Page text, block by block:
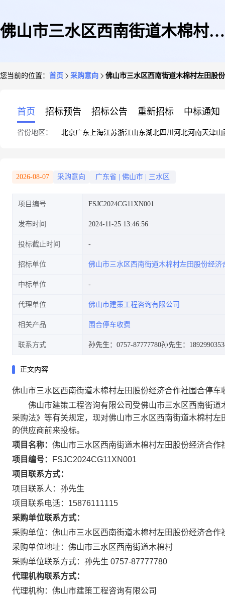
佛山市三水区西南街道木棉村左
您当前的位置： 首页 采购意向 佛山市三水区西南街道木棉村左田股
首页 招标预告 招标公告 重新招标 中标通知
省份地区： 北京广东 上海江苏浙江山东湖北四川 河北河南天津山
2026-08-07 采购意向 广东省 佛山市 三水区
项目编号 FSJC2024CG11XN001
发布时间 2024-11-25 13:46:56
投标截止时间
招标单位 佛山市三水区西南街道木棉村左田股份经济
中标单位
代理单位 佛山市建策工程咨询有限公司
相关产品 围合停车收费
联系方式 孙先生：0757-87777780孙先生：
正文内容
佛山市三水区西南街道木棉村左田股份经济合作社围合停车
佛山市建策工程咨询有限公司受佛山市三水区西南街道
采购法》等有关规定，现对佛山市三水区西南街道木棉村
的供应商前来投标。
项目名称： 佛山市三水区西南街道木棉村左田股份经济合作
项目编号：
FSJC2024CG11XN001
项目联系方式：
项目联系人：孙先生
项目联系电话：15876111115
采购单位联系方式：
采购单位：佛山市三水区西南街道木棉村左田股份经济合作
采购单位地址：佛山市三水区西南街道木棉村
采购单位联系方式：孙先生 0757-87777780
代理机构联系方式：
代理机构：佛山市建策工程咨询有限公司